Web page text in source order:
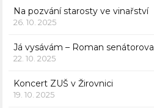
Na pozvání starosty ve vinařství
26. 10. 2025
Já vysávám – Roman senátoroval
22. 10. 2025
Koncert ZUŠ v Žirovnici
19. 10. 2025